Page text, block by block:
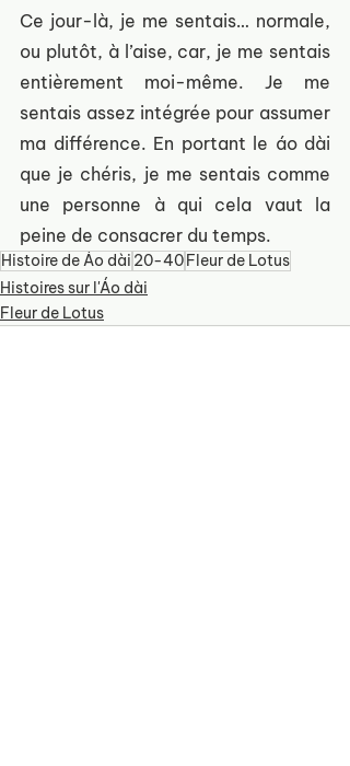
Ce jour-là, je me sentais… normale,
ou plutôt, à l’aise, car, je me sentais
entièrement moi-même. Je me
sentais assez intégrée pour assumer
ma différence. En portant le áo dài
que je chéris, je me sentais comme
une personne à qui cela vaut la
peine de consacrer du temps.
Histoire de Áo dài 20-40Fleur de Lotus
Histoires sur l'Áo dài
Fleur de Lotus